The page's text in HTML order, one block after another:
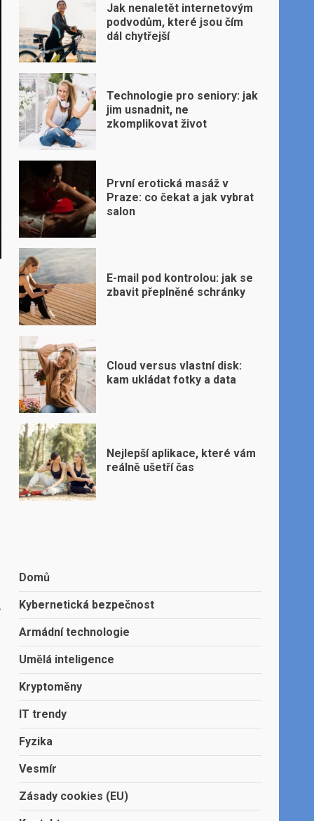
Jak nenaletět internetovým
podvodům, které jsou čím
dál chytřejší
Technologie pro seniory: jak
jim usnadnit, ne
zkomplikovat život
První erotická masáž v
Praze: co čekat a jak vybrat
salon
E-mail pod kontrolou: jak se
zbavit přeplněné schránky
Cloud versus vlastní disk:
kam ukládat fotky a data
Nejlepší aplikace, které vám
reálně ušetří čas
Domů
Kybernetická bezpečnost
Armádní technologie
Umělá inteligence
Kryptoměny
IT trendy
Fyzika
Vesmír
Zásady cookies (EU)